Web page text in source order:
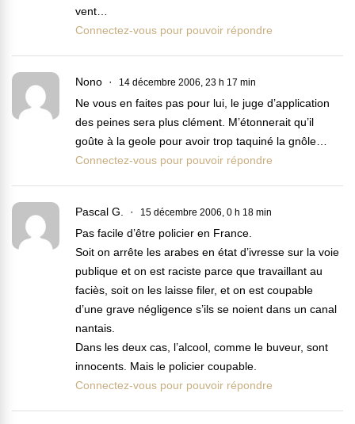
vent…
Connectez-vous pour pouvoir répondre
Nono 14 décembre 2006, 23 h 17 min
Ne vous en faites pas pour lui, le juge d’application
des peines sera plus clément. M’étonnerait qu’il
goûte à la geole pour avoir trop taquiné la gnôle…
Connectez-vous pour pouvoir répondre
Pascal G. 15 décembre 2006, 0 h 18 min
Pas facile d’être policier en France.
Soit on arrête les arabes en état d’ivresse sur la voie
publique et on est raciste parce que travaillant au
faciès, soit on les laisse filer, et on est coupable
d’une grave négligence s’ils se noient dans un canal
nantais.
Dans les deux cas, l’alcool, comme le buveur, sont
innocents. Mais le policier coupable.
Connectez-vous pour pouvoir répondre